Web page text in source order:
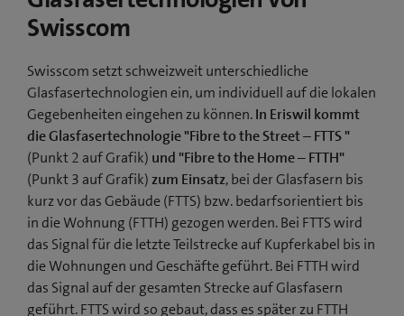
Swisscom
Swisscom setzt schweizweit unterschiedliche
Glasfasertechnologien ein, um individuell auf die lokalen
Gegebenheiten eingehen zu können.In Eriswil kommt
die Glasfasertechnologie "Fibre to the Street – FTTS "
(Punkt 2 auf Grafik) und "Fibre to the Home – FTTH"
(Punkt 3 auf Grafik)zum Einsatz, bei der Glasfasern bis
kurz vor das Gebäude (FTTS) bzw. bedarfsorientiert bis
in die Wohnung (FTTH) gezogen werden. Bei FTTS wird
das Signal für die letzte Teilstrecke auf Kupferkabel bis in
die Wohnungen und Geschäfte geführt. Bei FTTH wird
das Signal auf der gesamten Strecke auf Glasfasern
geführt. FTTS wird so gebaut, dass es später zu FTTH